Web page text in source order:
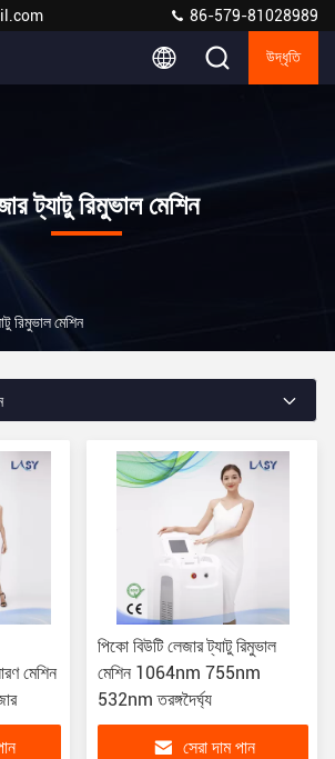
86-579-81028989
উদ্ধৃতি
ট্যাটু রিমুভাল মেশিন
রিমুভাল মেশিন
মেশিন
পিকো বিউটি লেজার ট্যাটু রিমুভাল
মেশিন 1064nm 755nm
532nm তরঙ্গদৈর্ঘ্য
সেরা দাম পান